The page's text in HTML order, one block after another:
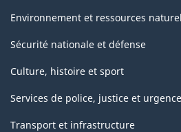
Environnement et ressources
Sécurité nationale et défense
Culture, histoire et sport
Services de police, justice et
Transport et infrastructure